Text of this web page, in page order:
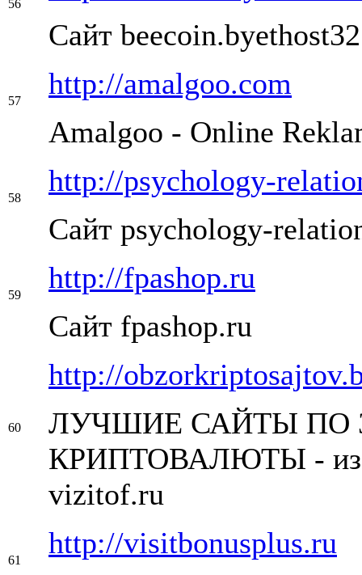
56
Сайт
57
http://amalgoo.com
Amalgoo - Online
58
http://psychology-
Сайт psychology-
59
http://fpashop.ru
Сайт fpashop.ru
60
http://
ЛУЧШИЕ САЙТЫ ПО
КРИПТОВАЛЮТЫ - из
vizitof.ru
61
http://visitbonusplus.ru